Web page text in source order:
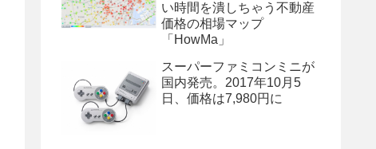
い時間を潰しちゃう不動産
価格の相場マップ
「HowMa」
スーパーファミコンミニが
国内発売。2017年10月5
日、価格は7,980円に